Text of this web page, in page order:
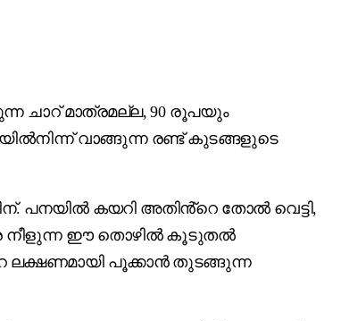
ചാറ് മാത്രമല്ല, 90 രൂപയും
വാങ്ങുന്ന രണ്ട് കുടങ്ങളുടെ
കയറി അതിൻ്റെ തോൽ വെട്ടി,
നീളുന്ന ഈ തൊഴിൽ കൂടുതൽ
ലക്ഷണമായി പൂക്കാൻ തുടങ്ങുന്ന